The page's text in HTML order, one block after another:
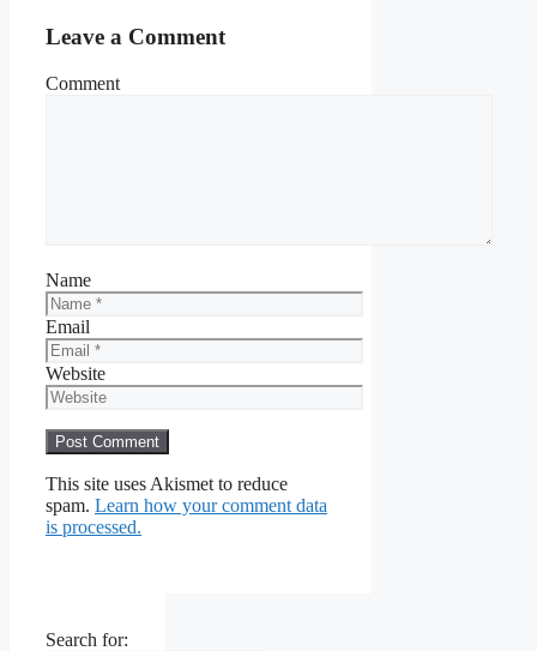
Leave a Comment
Comment
Name
Email
Website
This site uses Akismet to reduce
spam. Learn how your comment data
is processed.
Search for: